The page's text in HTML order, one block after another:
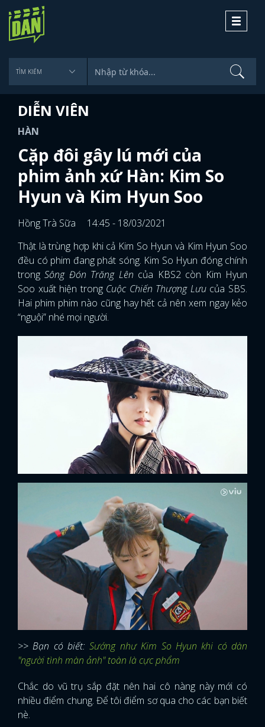
Toggle
DIỄN VIÊN
HÀN
Cặp đôi gây lú mới của
phim ảnh xứ Hàn: Kim So
Hyun và Kim Hyun Soo
Hồng Trà Sữa
14:45 - 18/03/2021
Thật là trùng hợp khi cả Kim So Hyun và Kim Hyun Soo
đều có phim đang phát sóng. Kim So Hyun đóng chính
trongSông Đón Trăng Lên của KBS2 còn Kim Hyun
Soo xuất hiện trong Cuộc Chiến Thượng Lưucủa SBS.
Hai phim phim nào cũng hay hết cả nên xem ngay kẻo
“nguội” nhé mọi người.
>> Bạn có biết:Sướng như Kim So Hyun khi có dàn
"người tình màn ảnh" toàn là cực phẩm
Chắc do vũ trụ sắp đặt nên hai cô nàng này mới có
nhiều điểm chung. Để tôi điểm sơ qua cho các bạn biết
nè.